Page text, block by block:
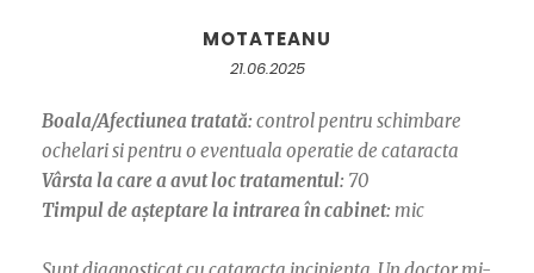
MOTATEANU
21.06.2025
Boala/Afectiunea tratată: control pentru schimbare
ochelari si pentru o eventuala operatie de cataracta
Vârsta la care a avut loc tratamentul: 70
Timpul de așteptare la intrarea în cabinet: mic